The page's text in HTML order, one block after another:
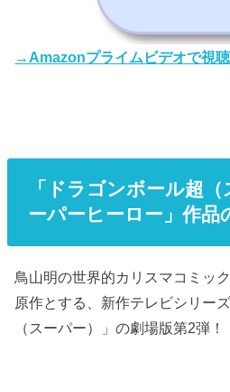
→Amazonプライムビデオで視
「ドラゴンボール超
ーパーヒーロー」作品
鳥山明の世界的カリスマコミッ
原作とする、新作テレビシリー
（スーパー）」の劇場版第2弾！